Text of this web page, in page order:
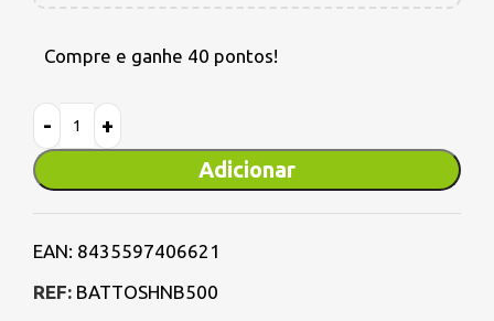
Compre e ganhe 40 pontos!
Adicionar
EAN: 8435597406621
REF: BATTOSHNB500